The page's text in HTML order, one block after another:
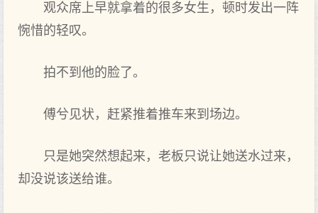
观众席上早就拿着的很多女生，顿时发出一阵
惋惜的轻叹。
拍不到他的脸了。
傅兮见状，赶紧推着推车来到场边。
只是她突然想起来，老板只说让她送水过来，
却没说该送给谁。